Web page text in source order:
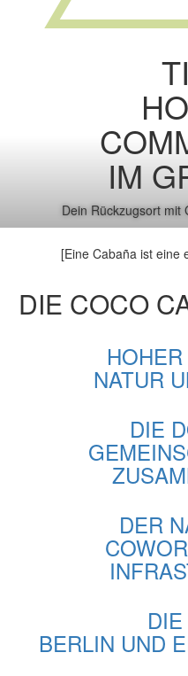
IM
Dein Rückzugsort mit
[Eine Cabaña ist eine
DIE COCO
NATUR
DIE
DER
DIE
BERLIN UND